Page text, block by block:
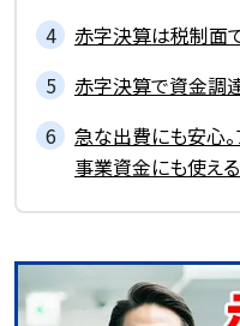
赤字決算は税制面
赤字決算で資金調
急な出費にも安心。
事業資金にも使え